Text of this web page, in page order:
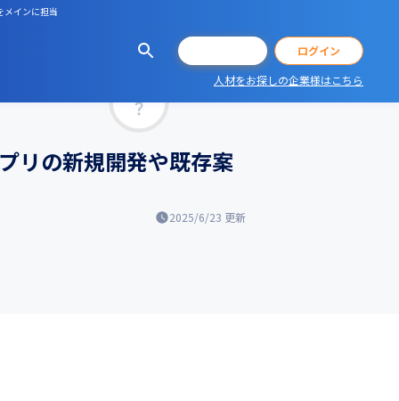
メインに担当
ログイン
人材をお探しの企業様はこちら
リの新規開発や既存案
2025/6/23 更新